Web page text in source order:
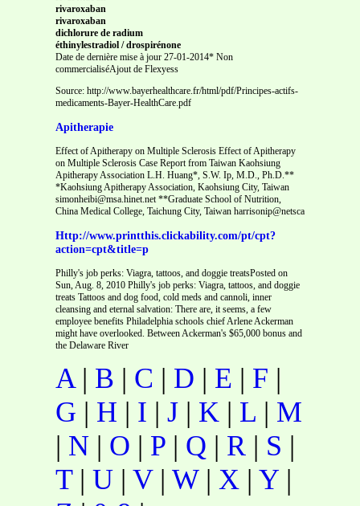
rivaroxaban
rivaroxaban
dichlorure de radium
éthinylestradiol / drospirénone
Date de dernière mise à jour 27-01-2014* Non
commercialiséAjout de Flexyess
Source: http://www.bayerhealthcare.fr/html/pdf/Principes-actifs-
medicaments-Bayer-HealthCare.pdf
Apitherapie
Effect of Apitherapy on Multiple Sclerosis Effect of Apitherapy
on Multiple Sclerosis Case Report from Taiwan Kaohsiung
Apitherapy Association L.H. Huang*, S.W. Ip, M.D., Ph.D.**
*Kaohsiung Apitherapy Association, Kaohsiung City, Taiwan
simonheibi@msa.hinet.net **Graduate School of Nutrition,
China Medical College, Taichung City, Taiwan harrisonip@netsca
Http://www.printthis.clickability.com/pt/cpt?
action=cpt&title=p
Philly's job perks: Viagra, tattoos, and doggie treatsPosted on
Sun, Aug. 8, 2010 Philly's job perks: Viagra, tattoos, and doggie
treats Tattoos and dog food, cold meds and cannoli, inner
cleansing and eternal salvation: There are, it seems, a few
employee benefits Philadelphia schools chief Arlene Ackerman
might have overlooked. Between Ackerman's $65,000 bonus and
the Delaware River
A| B | C | D | E | F |
G | H | I | J | K | L | M
| N | O | P | Q | R | S |
T| U | V| W| X | Y |